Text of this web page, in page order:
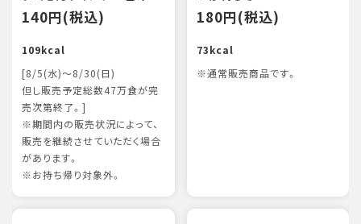
140円(税込)
109kcal
[8/5(水)～8/30(日)
但し販売予定総数47万食が完
売次第終了。]
※期間内の販売状況によって、
販売を継続させていただく場合
があります。
※お持ち帰り対象外。
180円(税込)
73kcal
※通常販売商品です。